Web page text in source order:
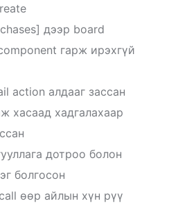
дээр board
гарж ирэхгүй
action алдааг зассан
хасаад хадгалахаар
дотроо болон
болгосон
өөр айлын хүн рүү